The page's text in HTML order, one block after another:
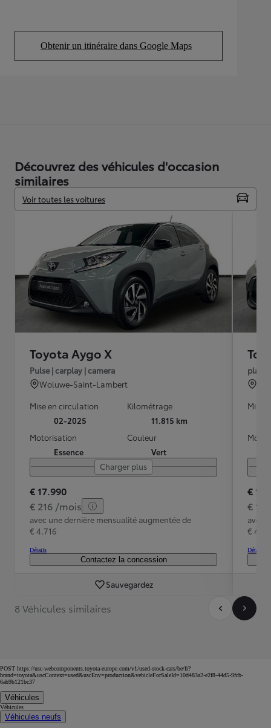
Obtenir un itinéraire dans Google Maps
(Opens in new tab)
Découvrez des véhicules d'occasion
similaires
Voir toutes les voitures
Toyota Aygo X
Pulse | carplay | camera
Woluwe-Saint-Lambert
Mise en circulation
02-2025
Kilométrage
11.815 km
Motorisation
Essence
Couleur
Vert
Charger plus
€ 17.990
€ 216 /mois
avec une dernière mensualité augmentée de
€ 4.716
Détails
Contactez la concession
Sauvegardez
play
Mise
€
€
avec
€
Détails
8 Véhicules similaires
POST https://usc-webcomponents.toyota-europe.com/v1/used-stock-cars/be/fr?
brand=toyota&uscContext=used&uscEnv=production&vehicleForSaleId=10d483a2-e2f8-44d5-9fcb-
6ab9b121bc37
Véhicules
Véhicules
Véhicules neufs